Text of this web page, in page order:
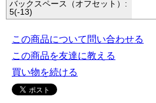
バックスペース（オフセット）:
5(-13)
この商品について問い合わせる
この商品を友達に教える
買い物を続ける